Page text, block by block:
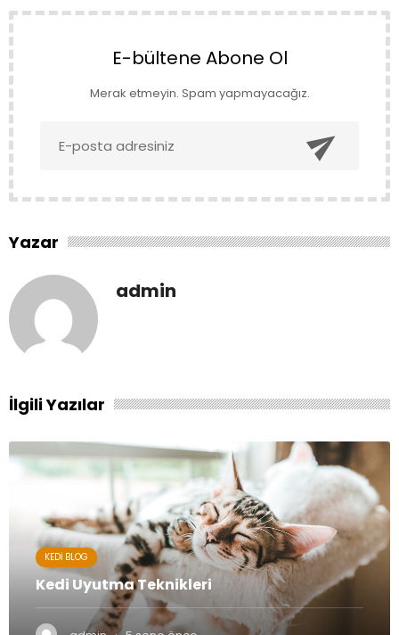
E-bültene Abone Ol
Merak etmeyin. Spam yapmayacağız.

Yazar
admin
İlgili Yazılar
KEDI BLOG
Kedi Uyutma Teknikleri